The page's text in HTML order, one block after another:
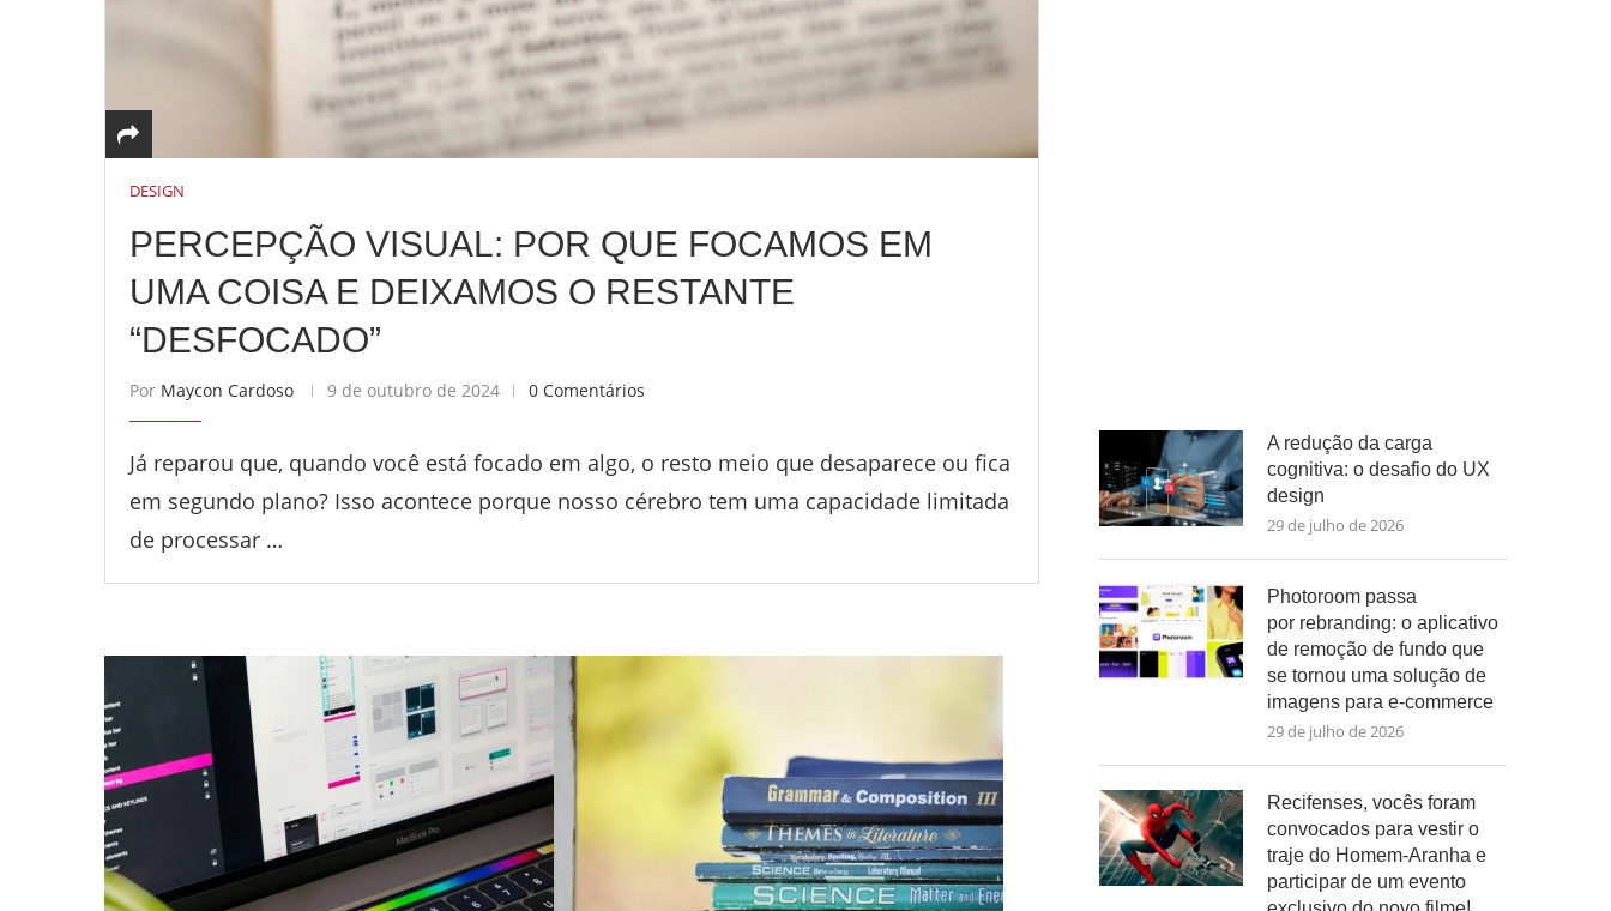
DESIGN
PERCEPÇÃO VISUAL: POR QUE FOCAMOS EM
UMA COISA E DEIXAMOS O RESTANTE
“DESFOCADO”
Por Maycon Cardoso 9 de outubro de 2024 0 Comentários
Já reparou que, quando você está focado em algo, o resto meio que desaparece ou fica
em segundo plano? Isso acontece porque nosso cérebro tem uma capacidade limitada
de processar …
A redução da carga
cognitiva: o desafio do UX
design
29 de julho de 2026
Photoroom passa
por rebranding: o aplicativo
de remoção de fundo que
se tornou uma solução de
imagens para e-commerce
29 de julho de 2026
Recifenses, vocês foram
convocados para vestir o
traje do Homem-Aranha e
participar de um evento